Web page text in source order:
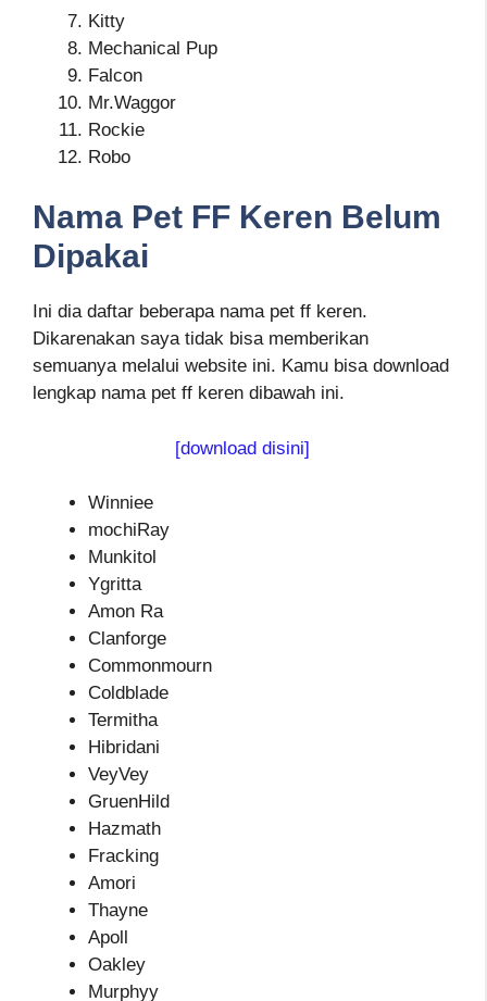
Kitty
Mechanical Pup
Falcon
Mr.Waggor
Rockie
Robo
Nama Pet FF Keren Belum
Dipakai
Ini dia daftar beberapa nama pet ff keren.
Dikarenakan saya tidak bisa memberikan
semuanya melalui website ini. Kamu bisa download
lengkap nama pet ff keren dibawah ini.
[download disini]
Winniee
mochiRay
Munkitol
Ygritta
Amon Ra
Clanforge
Commonmourn
Coldblade
Termitha
Hibridani
VeyVey
GruenHild
Hazmath
Fracking
Amori
Thayne
Apoll
Oakley
Murphyy